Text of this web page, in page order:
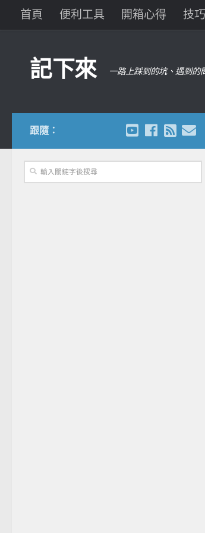
首頁 便利工具 開箱心得 技
記下來 一路上踩到的坑、遇到的
跟隨：